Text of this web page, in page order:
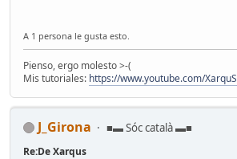
A 1 persona le gusta esto.
Pienso, ergo molesto >-(
Mis tutoriales: https://www.youtube.com/XarquS
J_Girona ■▬ Sóc català ▬■
Re:De Xarqus